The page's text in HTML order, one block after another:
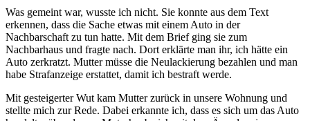
Was gemeint war, wusste ich nicht. Sie konnte aus dem Text
erkennen, dass die Sache etwas mit einem Auto in der
Nachbarschaft zu tun hatte. Mit dem Brief ging sie zum
Nachbarhaus und fragte nach. Dort erklärte man ihr, ich hätte ein
Auto zerkratzt. Mutter müsse die Neulackierung bezahlen und man
habe Strafanzeige erstattet, damit ich bestraft werde.
Mit gesteigerter Wut kam Mutter zurück in unsere Wohnung und
stellte mich zur Rede. Dabei erkannte ich, dass es sich um das Auto